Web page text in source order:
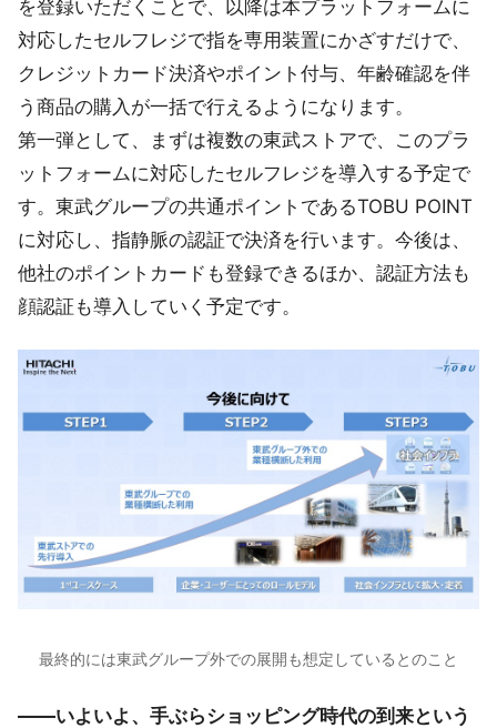
を登録いただくことで、以降は本プラットフォームに
対応したセルフレジで指を専用装置にかざすだけで、
クレジットカード決済やポイント付与、年齢確認を伴
う商品の購入が一括で行えるようになります。
第一弾として、まずは複数の東武ストアで、このプラ
ットフォームに対応したセルフレジを導入する予定で
す。東武グループの共通ポイントであるTOBU POINT
に対応し、指静脈の認証で決済を行います。今後は、
他社のポイントカードも登録できるほか、認証方法も
顔認証も導入していく予定です。
最終的には東武グループ外での展開も想定しているとのこと
――いよいよ、手ぶらショッピング時代の到来という